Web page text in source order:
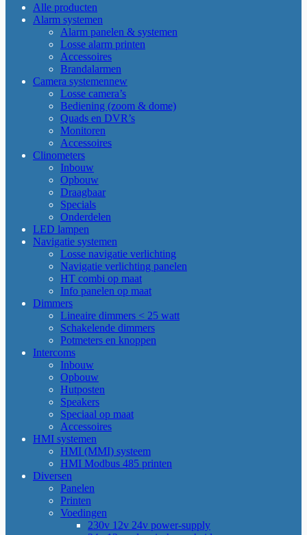
Alle producten
Alarm systemen
Alarm panelen & systemen
Losse alarm printen
Accessoires
Brandalarmen
Camera systemennew
Losse camera’s
Bediening (zoom & dome)
Quads en DVR’s
Monitoren
Accessoires
Clinometers
Inbouw
Opbouw
Draagbaar
Specials
Onderdelen
LED lampen
Navigatie systemen
Losse navigatie verlichting
Navigatie verlichting panelen
HT combi op maat
Info panelen op maat
Dimmers
Lineaire dimmers < 25 watt
Schakelende dimmers
Potmeters en knoppen
Intercoms
Inbouw
Opbouw
Hutposten
Speakers
Speciaal op maat
Accessoires
HMI systemen
HMI (MMI) systeem
HMI Modbus 485 printen
Diversen
Panelen
Printen
Voedingen
230v 12v 24v power-supply